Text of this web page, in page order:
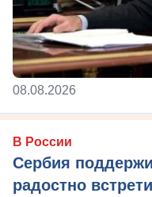
08.08.2026
В России
Сербия
радостно